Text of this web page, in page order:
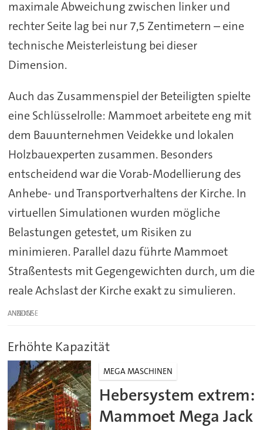
maximale Abweichung zwischen linker und
rechter Seite lag bei nur 7,5 Zentimetern – eine
technische Meisterleistung bei dieser
Dimension.
Auch das Zusammenspiel der Beteiligten spielte
eine Schlüsselrolle: Mammoet arbeitete eng mit
dem Bauunternehmen Veidekke und lokalen
Holzbauexperten zusammen. Besonders
entscheidend war die Vorab-Modellierung des
Anhebe- und Transportverhaltens der Kirche. In
virtuellen Simulationen wurden mögliche
Belastungen getestet, um Risiken zu
minimieren. Parallel dazu führte Mammoet
Straßentests mit Gegengewichten durch, um die
reale Achslast der Kirche exakt zu simulieren.
ANZEIGE
Erhöhte Kapazität
MEGA MASCHINEN
Hebersystem extrem:
Mammoet Mega Jack